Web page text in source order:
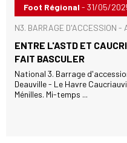
Foot Régional - 31/05/
N3. BARRAGE D'ACCESSION -
ENTRE L'ASTD ET
FAIT BASCULER
National 3. Barrage
Deauville - Le Havre
Ménilles. Mi-temps ...